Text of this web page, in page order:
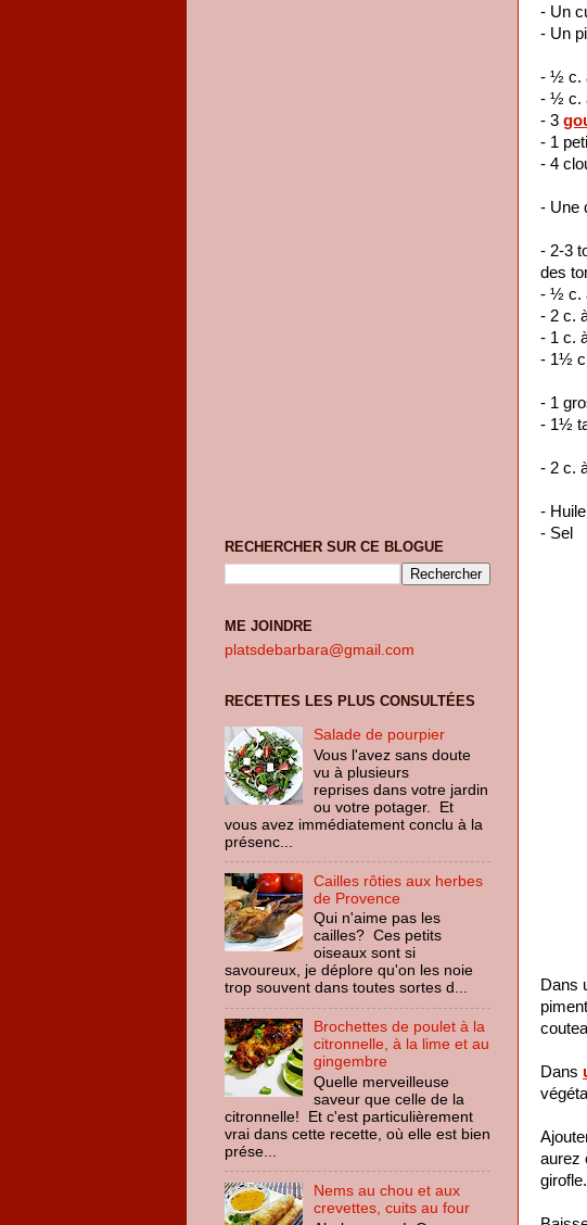
- Un
- Un
- ½ c.
- ½ c.
- 3
- 1
- 4
- Une
- 2-3
des
- ½ c.
- 2 c.
- 1 c.
- 1½
- 1
- 1½
- 2 c.
-
- Sel
Dans
Dans
aurez
RECHERCHER SUR CE BLOGUE
ME JOINDRE
platsdebarbara@gmail.com
RECETTES LES PLUS CONSULTÉES
Salade de pourpier
Vous l'avez sans doute
vu à plusieurs
reprises dans votre jardin
ou votre potager. Et
vous avez immédiatement conclu à la
présenc...
Cailles rôties aux herbes
de Provence
Qui n'aime pas les
cailles? Ces petits
oiseaux sont si
savoureux, je déplore qu'on les noie
trop souvent dans toutes sortes d...
Brochettes de poulet à la
citronnelle, à la lime et au
gingembre
Quelle merveilleuse
saveur que celle de la
citronnelle! Et c'est particulièrement
vrai dans cette recette, où elle est bien
prése...
Nems au chou et aux
crevettes, cuits au four